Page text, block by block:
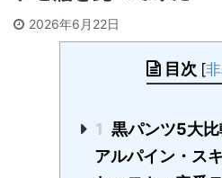
2026年6月22日
目次 [
1 黒パンツ5大比
アルパイン・ス